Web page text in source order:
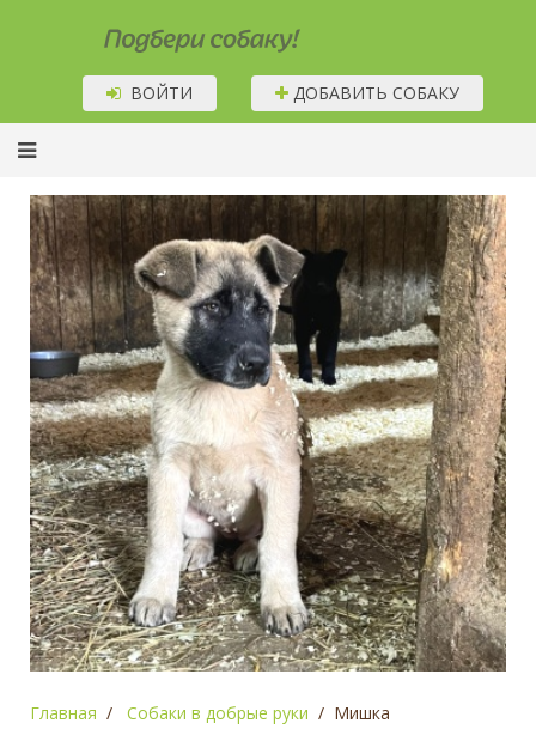
Подбери собаку!
ВОЙТИ ДОБАВИТЬ СОБАКУ
Главная Собаки в добрые руки Мишка